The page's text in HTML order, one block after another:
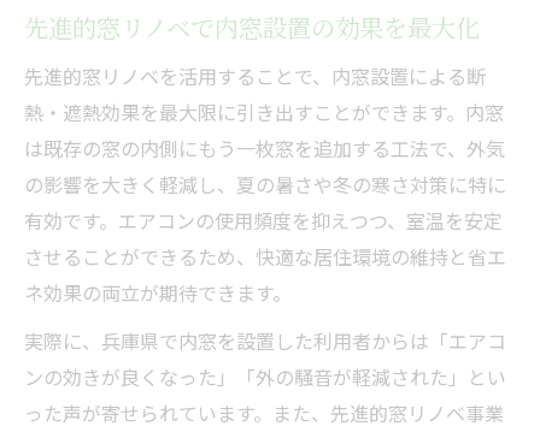
先進的窓リノベで内窓設置の効果を最大化
先進的窓リノベを活用することで、内窓設置による断
熱・遮熱効果を最大限に引き出すことができます。内窓
は既存の窓の内側にもう一枚窓を追加する工法で、外気
の影響を大きく軽減し、夏の暑さや冬の寒さ対策に特に
有効です。エアコンの使用頻度を抑えつつ、室温を安定
させることができるため、快適な居住環境の維持と省エ
ネ効果の両立が期待できます。
実際に、兵庫県で内窓を設置した利用者からは「エアコ
ンの効きが良くなった」「外の騒音が軽減された」とい
った声が寄せられています。また、先進的窓リノベ事業